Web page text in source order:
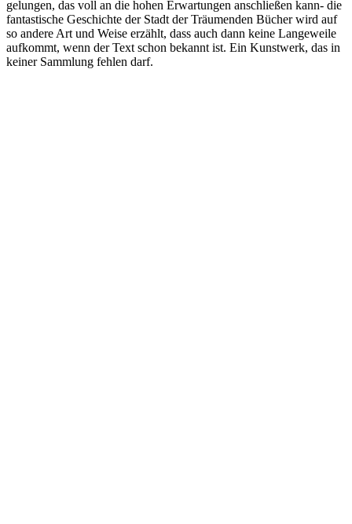
gelungen, das voll an die hohen Erwartungen anschließen kann- die
fantastische Geschichte der Stadt der Träumenden Bücher wird auf
so andere Art und Weise erzählt, dass auch dann keine Langeweile
aufkommt, wenn der Text schon bekannt ist. Ein Kunstwerk, das in
keiner Sammlung fehlen darf.